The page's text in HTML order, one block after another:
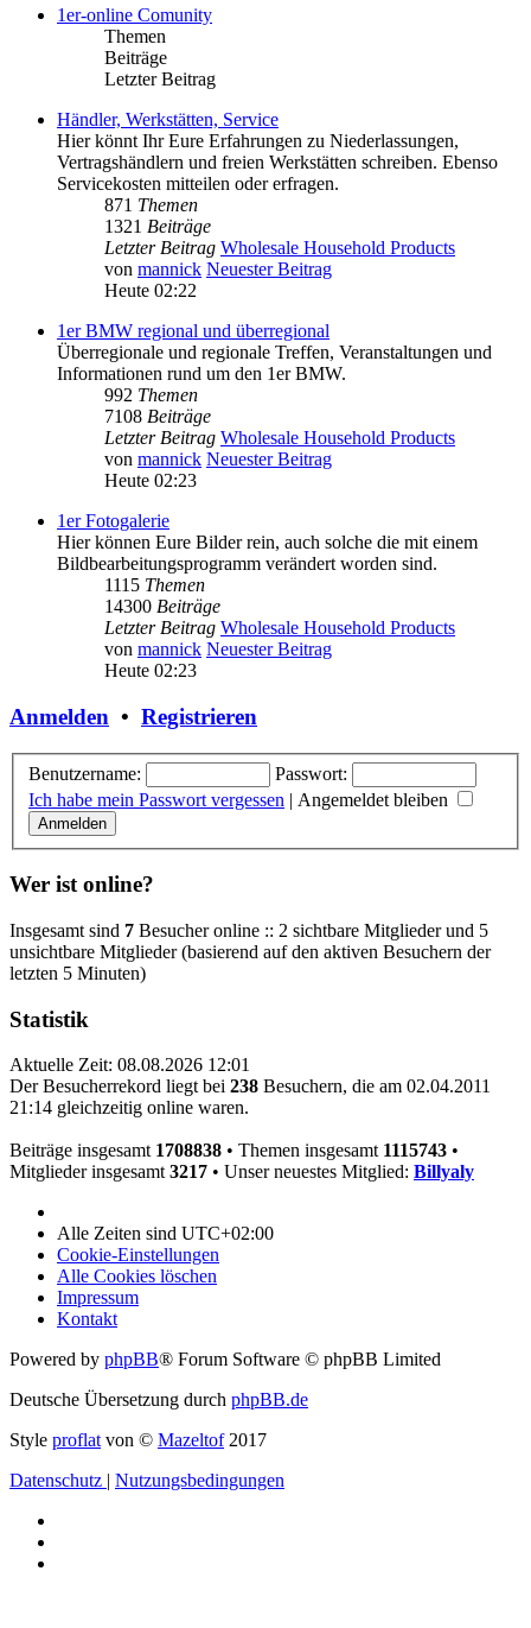
1er-online Comunity
Themen
Beiträge
Letzter Beitrag
Händler, Werkstätten, Service
Hier könnt Ihr Eure Erfahrungen zu Niederlassungen,
Vertragshändlern und freien Werkstätten schreiben. Ebenso
Servicekosten mitteilen oder erfragen.
871 Themen
1321 Beiträge
Letzter Beitrag Wholesale Household Products
von mannick Neuester Beitrag
Heute 02:22
1er BMW regional und überregional
Überregionale und regionale Treffen, Veranstaltungen und
Informationen rund um den 1er BMW.
992 Themen
7108 Beiträge
Letzter Beitrag Wholesale Household Products
von mannick Neuester Beitrag
Heute 02:23
1er Fotogalerie
Hier können Eure Bilder rein, auch solche die mit einem
Bildbearbeitungsprogramm verändert worden sind.
1115 Themen
14300 Beiträge
Letzter Beitrag Wholesale Household Products
von mannick Neuester Beitrag
Heute 02:23
Anmelden • Registrieren
Benutzername:
Passwort:
Ich habe mein Passwort vergessen | Angemeldet bleiben
Wer ist online?
Insgesamt sind 7 Besucher online :: 2 sichtbare Mitglieder und 5
unsichtbare Mitglieder (basierend auf den aktiven Besuchern der
letzten 5 Minuten)
Statistik
Aktuelle Zeit: 08.08.2026 12:01
Der Besucherrekord liegt bei 238 Besuchern, die am 02.04.2011
21:14 gleichzeitig online waren.
Beiträge insgesamt 1708838 • Themen insgesamt 1115743 •
Mitglieder insgesamt 3217 • Unser neuestes Mitglied: Billyaly
Alle Zeiten sind UTC+02:00
Cookie-Einstellungen
Alle Cookies löschen
Impressum
Kontakt
Powered by phpBB® Forum Software © phpBB Limited
Deutsche Übersetzung durch phpBB.de
Style proflat von © Mazeltof2017
Datenschutz | Nutzungsbedingungen